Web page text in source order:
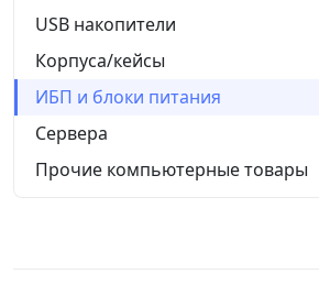
USB накопители
Корпуса/кейсы
ИБП и блоки питания
Сервера
Прочие компьютерные товары